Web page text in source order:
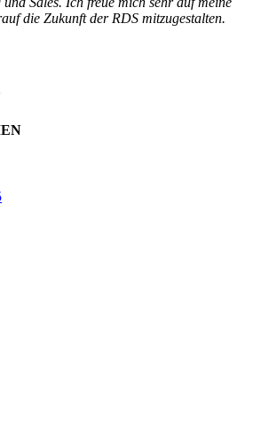
die Zukunft der RDS mitzugestalten.